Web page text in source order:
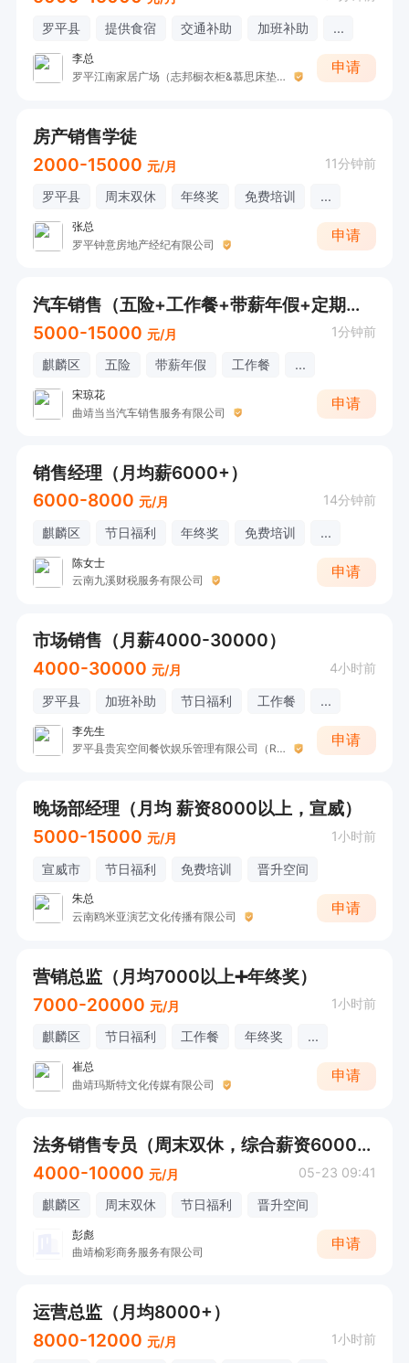
罗平县 提供食宿 交通补助 加班补助 ...
李总
罗平江南家居广场（志邦橱衣柜&慕思床垫&芝华仕沙发）
申请
房产销售学徒
2000-15000 元/月 11分钟前
罗平县 周末双休 年终奖 免费培训 ...
张总
罗平钟意房地产经纪有限公司
申请
汽车销售（五险+工作餐+带薪年假+定期团建旅游）
5000-15000 元/月 1分钟前
麒麟区 五险 带薪年假 工作餐 ...
宋琼花
曲靖当当汽车销售服务有限公司
申请
销售经理（月均薪6000+）
6000-8000 元/月 14分钟前
麒麟区 节日福利 年终奖 免费培训 ...
陈女士
云南九溪财税服务有限公司
申请
市场销售（月薪4000-30000）
4000-30000 元/月 4小时前
罗平县 加班补助 节日福利 工作餐 ...
李先生
罗平县贵宾空间餐饮娱乐管理有限公司（Room酒吧）
申请
晚场部经理（月均 薪资8000以上，宣威）
5000-15000 元/月 1小时前
宣威市 节日福利 免费培训 晋升空间
朱总
云南鸥米亚演艺文化传播有限公司
申请
营销总监（月均7000以上➕年终奖）
7000-20000 元/月 1小时前
麒麟区 节日福利 工作餐 年终奖 ...
崔总
曲靖玛斯特文化传媒有限公司
申请
法务销售专员（周末双休，综合薪资6000元/月
4000-10000 元/月 05-23 09:41
麒麟区 周末双休 节日福利 晋升空间
彭彪
曲靖榆彩商务服务有限公司
申请
运营总监（月均8000+）
8000-12000 元/月 1小时前